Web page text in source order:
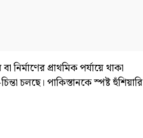
প্রাথমিক পর্যায়ে থাকা
চলছে। পাকিস্তানকে স্পষ্ট হুঁশিয়ারি